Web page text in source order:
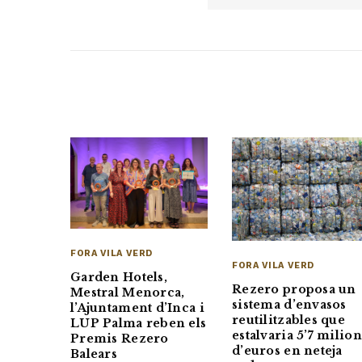
FORA VILA VERD
Garden Hotels,
Mestral Menorca,
l’Ajuntament d’Inca i
LUP Palma reben els
Premis Rezero
Balears
FORA VILA VERD
Rezero proposa un
sistema d’envasos
reutilitzables que
estalvaria 5’7
d’euros en neteja